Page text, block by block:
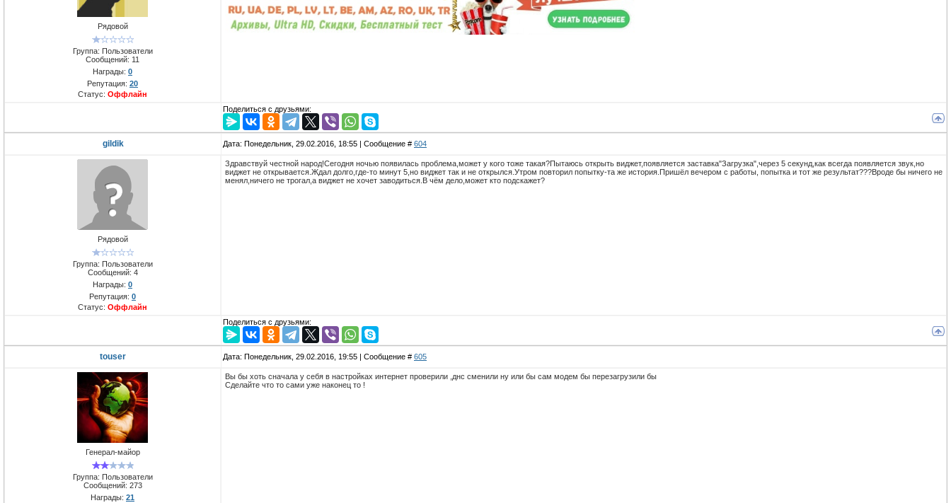
Рядовой
Группа: Пользователи
Сообщений: 11
Награды: 0
Репутация: 20
Статус: Оффлайн
Поделиться с друзьями:
gildik Дата: Понедельник, 29.02.2016, 18:55 | Сообщение # 604
Рядовой
Группа: Пользователи
Сообщений: 4
Награды: 0
Репутация: 0
Статус: Оффлайн
Здравствуй честной народ!Сегодня ночью появилась проблема,может у кого тоже такая?Пытаюсь открыть виджет,появляется заставка"Загрузка",через 5 секунд,как всегда появляется звук,но
виджет не открывается.Ждал долго,где-то минут 5,но виджет так и не открылся.Утром повторил попытку-та же история.Пришёл вечером с работы, попытка и тот же результат???Вроде бы ничего не
менял,ничего не трогал,а виджет не хочет заводиться.В чём дело,может кто подскажет?
Поделиться с друзьями:
touser Дата: Понедельник, 29.02.2016, 19:55 | Сообщение # 605
Генерал-майор
Группа: Пользователи
Сообщений: 273
Награды: 21
Вы бы хоть сначала у себя в настройках интернет проверили ,днс сменили ну или бы сам модем бы перезагрузили бы
Сделайте что то сами уже наконец то !